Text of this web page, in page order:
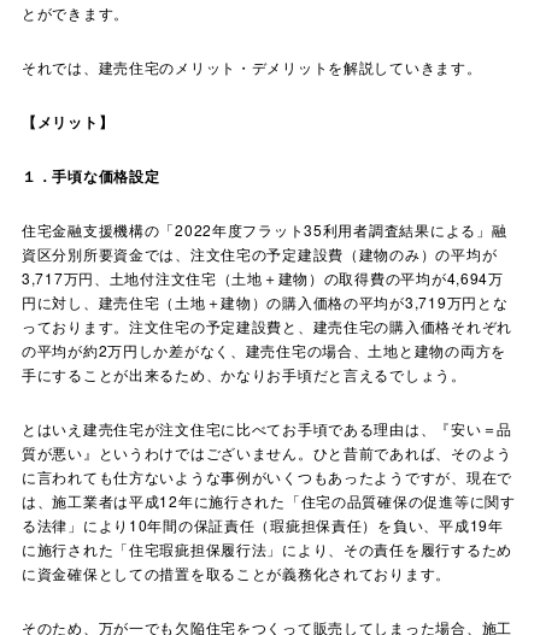
とができます。
それでは、建売住宅のメリット・デメリットを解説していきます。
【メリット】
１．手頃な価格設定
住宅金融支援機構の「2022年度フラット35利用者調査結果による」融
資区分別所要資金では、注文住宅の予定建設費（建物のみ）の平均が
3,717万円、土地付注文住宅（土地＋建物）の取得費の平均が4,694万
円に対し、建売住宅（土地＋建物）の購入価格の平均が3,719万円とな
っております。注文住宅の予定建設費と、建売住宅の購入価格それぞれ
の平均が約2万円しか差がなく、建売住宅の場合、土地と建物の両方を
手にすることが出来るため、かなりお手頃だと言えるでしょう。
とはいえ建売住宅が注文住宅に比べてお手頃である理由は、『安い＝品
質が悪い』というわけではございません。ひと昔前であれば、そのよう
に言われても仕方ないような事例がいくつもあったようですが、現在で
は、施工業者は平成12年に施行された「住宅の品質確保の促進等に関す
る法律」により10年間の保証責任（瑕疵担保責任）を負い、平成19年
に施行された「住宅瑕疵担保履行法」により、その責任を履行するため
に資金確保としての措置を取ることが義務化されております。
そのため、万が一でも欠陥住宅をつくって販売してしまった場合、施工